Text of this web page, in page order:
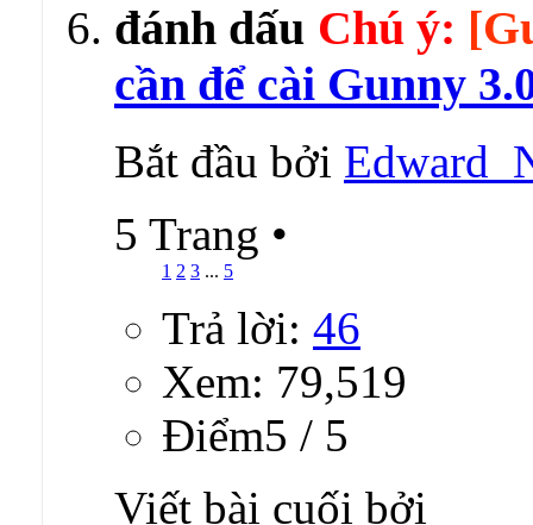
Chú ý:
cần để cài Gunny
Bắt đầu bởi
5 Trang •
1 2 3 ... 5
Trả lời: 46
Xem: 79,519
Ðiểm5 / 5
Viết bài cuối bởi